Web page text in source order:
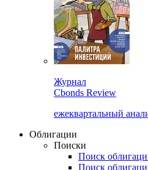
Cbonds Review
ежеквартальный